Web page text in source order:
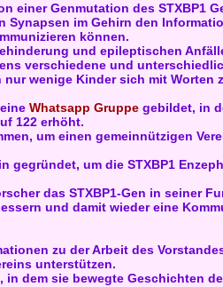
einer Genmutation des
im Gehirn den
können.
und epileptischen
verschiedene und
wenige Kinder sich mit Worten
Whatsapp Gruppe gebildet, in
122 erhöht.
um einen gemeinnützigen
gegründet, um die STXBP1
das STXBP1-Gen in seiner
und damit wieder eine
zu der Arbeit des
unterstützen.
dem sie bewegte Geschichten